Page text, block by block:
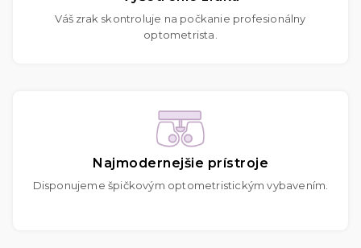
Váš zrak skontroluje na počkanie profesionálny
optometrista.
Najmodernejšie prístroje
Disponujeme špičkovým optometristickým vybavením.